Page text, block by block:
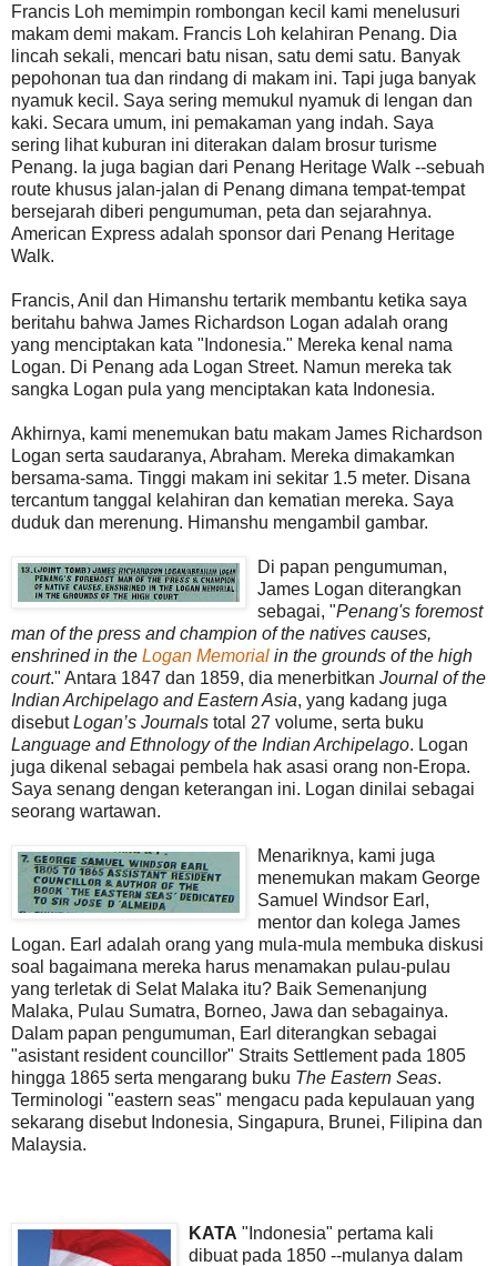
Francis Loh memimpin rombongan kecil kami menelusuri
makam demi makam. Francis Loh kelahiran Penang. Dia
lincah sekali, mencari batu nisan, satu demi satu. Banyak
pepohonan tua dan rindang di makam ini. Tapi juga banyak
nyamuk kecil. Saya sering memukul nyamuk di lengan dan
kaki. Secara umum, ini pemakaman yang indah. Saya
sering lihat kuburan ini diterakan dalam brosur turisme
Penang. Ia juga bagian dari Penang Heritage Walk --sebuah
route khusus jalan-jalan di Penang dimana tempat-tempat
bersejarah diberi pengumuman, peta dan sejarahnya.
American Express adalah sponsor dari Penang Heritage
Walk.
Francis, Anil dan Himanshu tertarik membantu ketika saya
beritahu bahwa James Richardson Logan adalah orang
yang menciptakan kata "Indonesia." Mereka kenal nama
Logan. Di Penang ada Logan Street. Namun mereka tak
sangka Logan pula yang menciptakan kata Indonesia.
Akhirnya, kami menemukan batu makam James Richardson
Logan serta saudaranya, Abraham. Mereka dimakamkan
bersama-sama. Tinggi makam ini sekitar 1.5 meter. Disana
tercantum tanggal kelahiran dan kematian mereka. Saya
duduk dan merenung. Himanshu mengambil gambar.
Di papan pengumuman,
James Logan diterangkan
sebagai, "Penang's foremost
man of the press and champion of the natives causes,
enshrined in the Logan Memorial in the grounds of the high
court." Antara 1847 dan 1859, dia menerbitkan Journal of the
Indian Archipelago and Eastern Asia, yang kadang juga
disebutLogan’s Journals total 27 volume, serta buku
Language and Ethnology of the Indian Archipelago. Logan
juga dikenal sebagai pembela hak asasi orang non-Eropa.
Saya senang dengan keterangan ini. Logan dinilai sebagai
seorang wartawan.
Menariknya, kami juga
menemukan makam George
Samuel Windsor Earl,
mentor dan kolega James
Logan. Earl adalah orang yang mula-mula membuka diskusi
soal bagaimana mereka harus menamakan pulau-pulau
yang terletak di Selat Malaka itu? Baik Semenanjung
Malaka, Pulau Sumatra, Borneo, Jawa dan sebagainya.
Dalam papan pengumuman, Earl diterangkan sebagai
"asistant resident councillor" Straits Settlement pada 1805
hingga 1865 serta mengarang buku The Eastern Seas.
Terminologi "eastern seas" mengacu pada kepulauan yang
sekarang disebut Indonesia, Singapura, Brunei, Filipina dan
Malaysia.
KATA "Indonesia" pertama kali
dibuat pada 1850 --mulanya dalam